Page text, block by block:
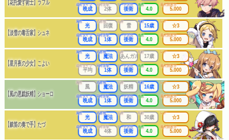
【花托愛す術士】ラフル 成長タイプ
晩成
同時攻撃
2体
リーチ区分
後衛
連携
4.0
最大防護力
5.000
【淡雪の毒舌家】シュネ
属性
光
武器種
回復
出身
雪
年齢
15歳
成長タイプ
晩成
同時攻撃
1体
リーチ区分
後衛
連携
4.0
レア
☆3
最大防護力
5.000
【星月夜の少女】こよい
属性
光
武器種
魔法
出身
あんガル
年齢
17歳
成長タイプ
平均
同時攻撃
1体
リーチ区分
後衛
連携
4.0
レア
☆3
最大防護力
5.000
【風の悪戯妖精】ショーロ
属性
風
武器種
魔法
出身
妖精
年齢
16歳
成長タイプ
晩成
同時攻撃
1体
リーチ区分
後衛
連携
4.0
レア
☆3
最大防護力
5.000
【鎮笛の奏で手】たづ
属性
光
武器種
魔法
出身
和
年齢
30歳
成長タイプ
晩成
同時攻撃
4体
リーチ区分
後衛
連携
4.0
レア
☆3
最大防護力
5.000